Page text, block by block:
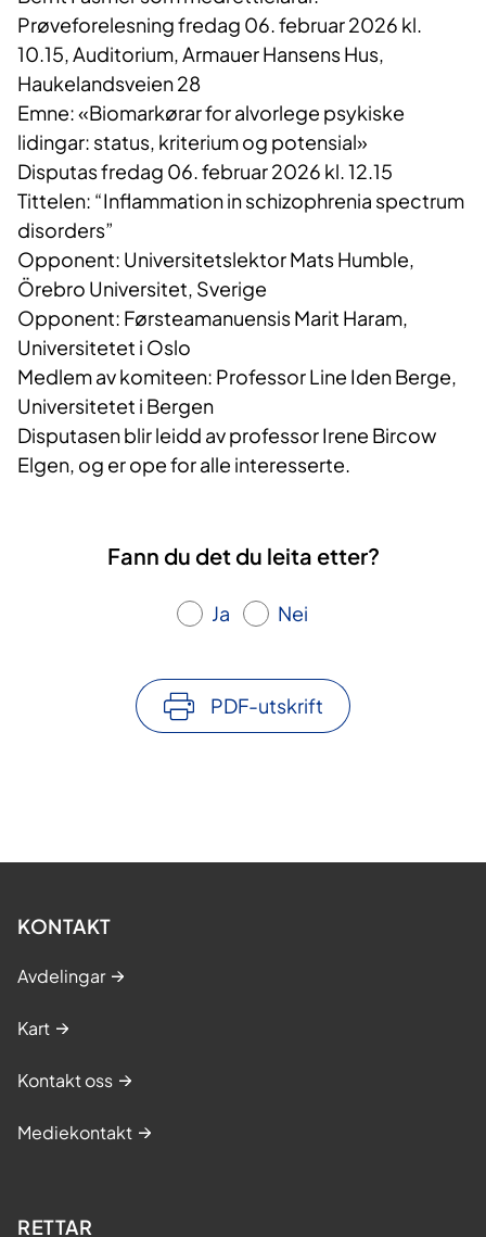
Prøveforelesning fredag 06. februar 2026 kl.
10.15, Auditorium, Armauer Hansens Hus,
Haukelandsveien 28
Emne: «Biomarkørar for alvorlege psykiske
lidingar: status, kriterium og potensial»
Disputas fredag 06. februar 2026 kl. 12.15
Tittelen: “Inflammation in schizophrenia spectrum
disorders”
Opponent: Universitetslektor Mats Humble,
Örebro Universitet, Sverige
Opponent: Førsteamanuensis Marit Haram,
Universitetet i Oslo
Medlem av komiteen: Professor Line Iden Berge,
Universitetet i Bergen
Disputasen blir leidd av professor Irene Bircow
Elgen, og er ope for alle interesserte.
Fann du det du leita etter?
Ja Nei
PDF-utskrift
KONTAKT
Avdelingar
Kart
Kontakt oss
Mediekontakt
RETTAR